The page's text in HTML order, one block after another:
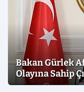
Bakan Gürlek
Olayına Sahip